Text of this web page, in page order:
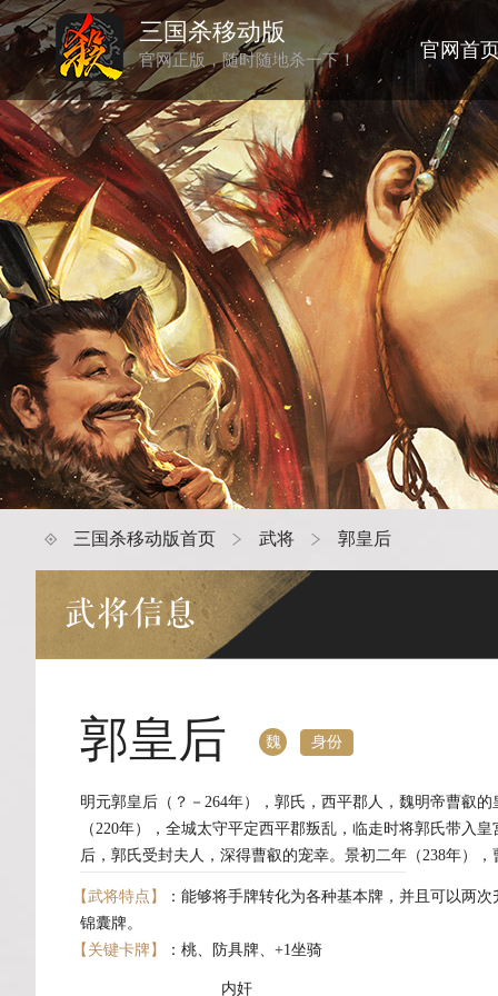
三国杀移动版
官网正版，随时随地杀一下！ 官网首
三国杀移动版首页 武将 郭皇后
武将信息
郭皇后 魏 身份
明元郭皇后（？－264年），郭氏，西平郡人，魏明帝曹叡
（220年），全城太守平定西平郡叛乱，临走时将郭氏带入
后，郭氏受封夫人，深得曹叡的宠幸。景初二年（238年）
【武将特点】
：能够将手牌转化为各种基本牌，并且可以两
锦囊牌。
【关键卡牌】
：桃、防具牌、+1坐骑